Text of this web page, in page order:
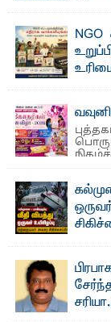
பேராசிரியர்
தெ ன்கிழக்குப்
பீடத்தின்
NGO
ஜே. எப்.
அமைப்புகள்
பாண்டிருப்பு ...